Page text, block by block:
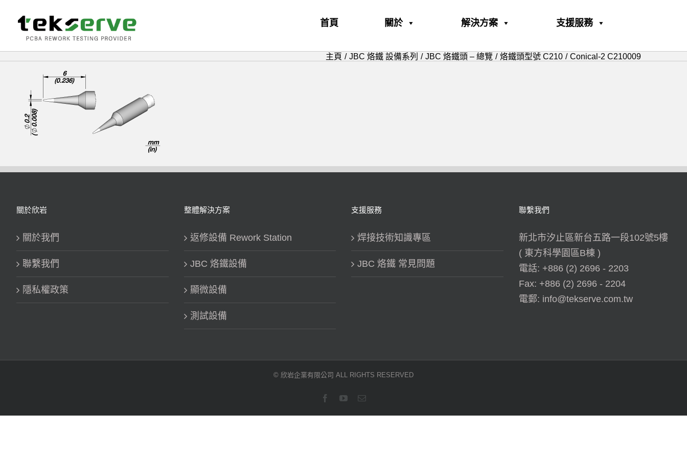
content
首頁 關於 解決方案 支援服務
主頁 JBC 烙鐵 設備系列 JBC 烙鐵頭 – 總覽 烙鐵頭型號 C210 Conical-2 C210009
關於欣岩
關於我們
聯繫我們
隱私權政策
整體解決方案
返修設備 Rework Station
JBC 烙鐵設備
顯微設備
測試設備
支援服務
焊接技術知識專區
JBC 烙鐵 常見問題
聯繫我們
新北市汐止區新台五路一段102號5樓
( 東方科學園區B棟 )
電話: +886 (2) 2696 - 2203
Fax: +886 (2) 2696 - 2204
電郵: info@tekserve.com.tw
© 欣岩企業有限公司 ALL RIGHTS RESERVED
FacebookYouTubeEmail: